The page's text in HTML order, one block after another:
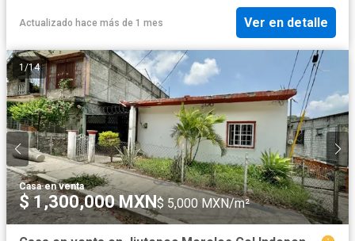
Actualizado hace más de 1 mes Ver en detalle
1/14
Casa·en venta
$ 1,300,000 MXN$ 5,000 MXN/m²